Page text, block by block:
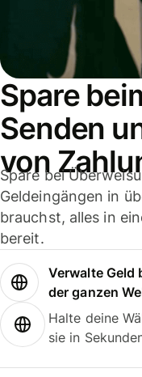
Spare
Senden
von
Spare bei
Geldeingängen in
brauchst, alles in
bereit.
Verwalte Geld
der ganzen
Halte deine
sie in